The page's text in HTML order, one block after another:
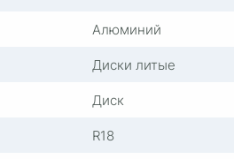
Алюминий
Диски литые
Диск
R18